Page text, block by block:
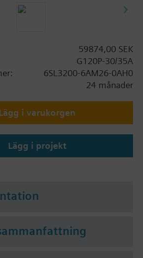
BOP-2 eller täcklock ökar djupet
59874,00 SEK
G120P-30/35A
6SL3200-6AM26-0AH0
24 månader
i varukorgen
Lägg i projekt